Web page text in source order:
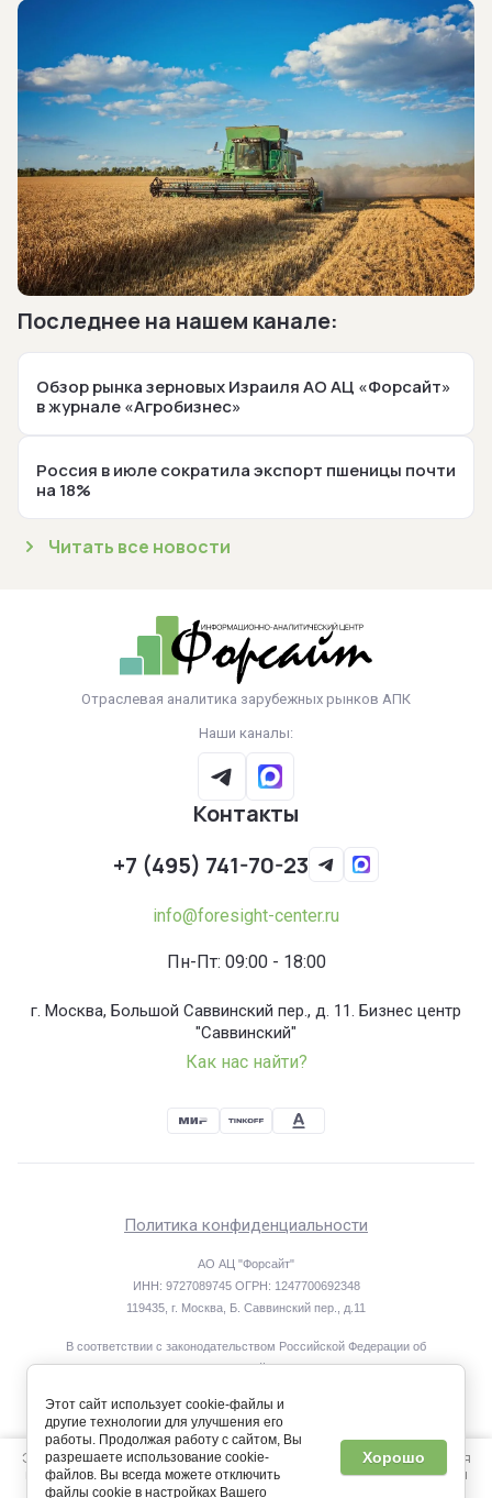
Последнее на нашем канале:
Обзор рынка зерновых Израиля АО АЦ «Форсайт»
в журнале «Агробизнес»
Россия в июле сократила экспорт пшеницы почти
на 18%
Читать все новости
Отраслевая аналитика зарубежных рынков АПК
Наши каналы:
Контакты
+7 (495) 741-70-23
info@foresight-center.ru
Пн-Пт: 09:00 - 18:00
г. Москва, Большой Саввинский пер., д. 11. Бизнес центр
"Саввинский"
Как нас найти?
Политика конфиденциальности
АО АЦ "Форсайт"
ИНН: 9727089745 ОГРН: 1247700692348
119435, г. Москва, Б. Саввинский пер., д.11
В соответствии с законодательством Российской Федерации об
охране результатов интеллектуальной деятельности исключительные
center.ru, принадлежат АО АЦ «Форсайт».
При копировании материалов ссылка на сайт обязательна.
Мегагрупп.ру
Этот сайт использует файлы cookie и метаданные. Продолжая
просматривать его, вы соглашаетесь на использование нами
файлов cookie и метаданных в соответствии с
Этот сайт использует cookie-файлы и
другие технологии для улучшения его
работы. Продолжая работу с сайтом, Вы
разрешаете использование cookie-
файлов. Вы всегда можете отключить
файлы cookie в настройках Вашего
Хорошо